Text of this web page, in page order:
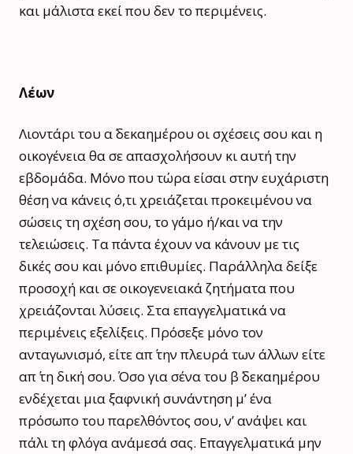
και μάλιστα εκεί που δεν το περιμένεις.
Λέων
Λιοντάρι του α΄ δεκαημέρου οι σχέσεις σου και η
οικογένεια θα σε απασχολήσουν κι αυτή την
εβδομάδα. Μόνο που τώρα είσαι στην ευχάριστη
θέση να κάνεις ό,τι χρειάζεται προκειμένου να
σώσεις τη σχέση σου, το γάμο ή/και να την
τελειώσεις. Τα πάντα έχουν να κάνουν με τις
δικές σου και μόνο επιθυμίες. Παράλληλα δείξε
προσοχή και σε οικογενειακά ζητήματα που
χρειάζονται λύσεις. Στα επαγγελματικά να
περιμένεις εξελίξεις. Πρόσεξε μόνο τον
ανταγωνισμό, είτε απ΄ την πλευρά των άλλων είτε
απ΄ τη δική σου. Όσο για σένα του β΄ δεκαημέρου
ενδέχεται μια ξαφνική συνάντηση μ’ ένα
πρόσωπο του παρελθόντος σου, ν’ ανάψει και
πάλι τη φλόγα ανάμεσά σας. Επαγγελματικά μην